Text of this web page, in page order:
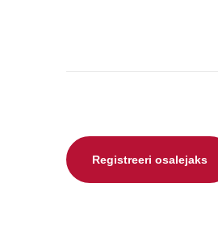
Registreeri osalejaks